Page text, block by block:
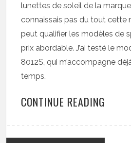
lunettes de soleil de la marque
connaissais pas du tout cette
peut qualifier les modèles de
prix abordable. J’ai testé le
8012S, qui m’accompagne
temps.
CONTINUE READING